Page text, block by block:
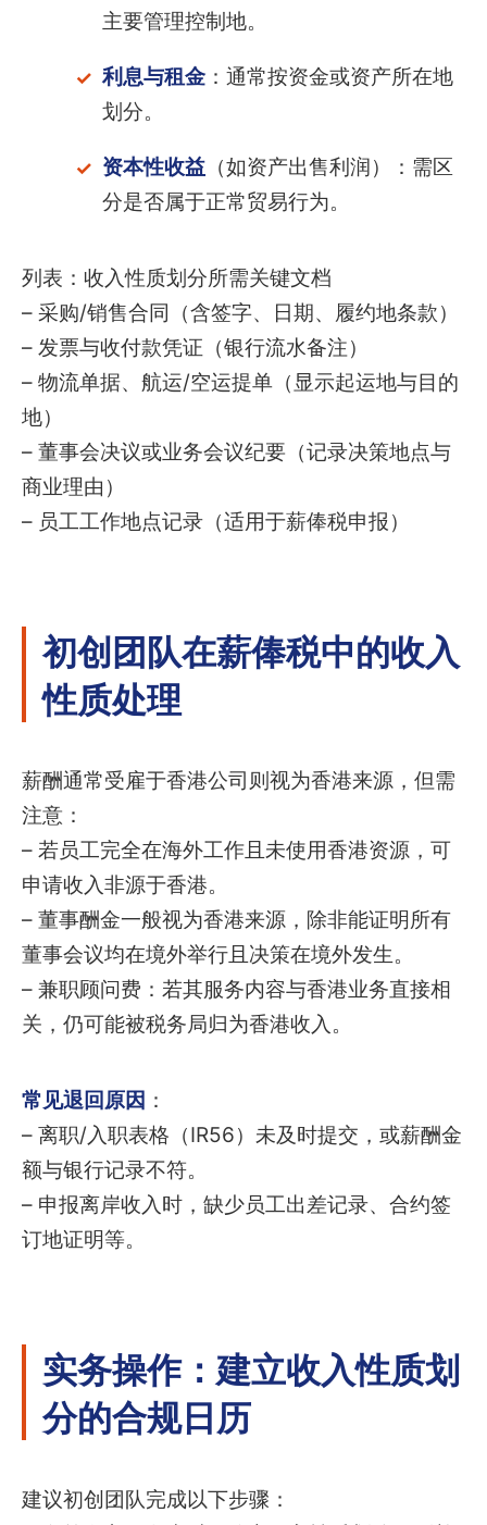
主要管理控制地。
利息与租金：通常按资金或资产所在地
划分。
资本性收益（如资产出售利润）：需区
分是否属于正常贸易行为。
列表：收入性质划分所需关键文档
– 采购/销售合同（含签字、日期、履约地条款）
– 发票与收付款凭证（银行流水备注）
– 物流单据、航运/空运提单（显示起运地与目的
地）
– 董事会决议或业务会议纪要（记录决策地点与
商业理由）
– 员工工作地点记录（适用于薪俸税申报）
初创团队在薪俸税中的收入
性质处理
薪酬通常受雇于香港公司则视为香港来源，但需
注意：
– 若员工完全在海外工作且未使用香港资源，可
申请收入非源于香港。
– 董事酬金一般视为香港来源，除非能证明所有
董事会议均在境外举行且决策在境外发生。
– 兼职顾问费：若其服务内容与香港业务直接相
关，仍可能被税务局归为香港收入。
常见退回原因 ：
– 离职/入职表格（IR56）未及时提交，或薪酬金
额与银行记录不符。
– 申报离岸收入时，缺少员工出差记录、合约签
订地证明等。
实务操作：建立收入性质划
分的合规日历
建议初创团队完成以下步骤：